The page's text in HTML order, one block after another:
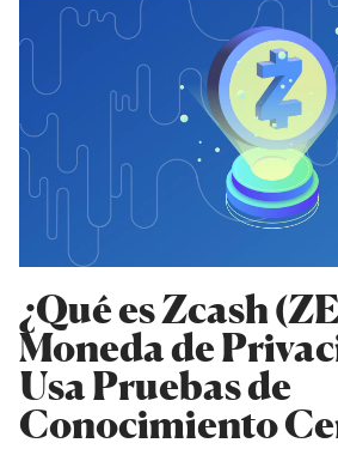
¿Qué es Zcash
Moneda de
Usa Pruebas de
Conocimiento